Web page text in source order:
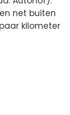
net buiten
kilometer